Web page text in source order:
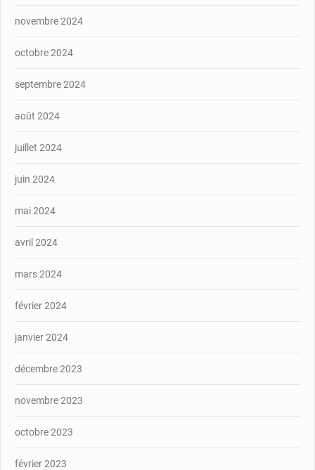
novembre 2024
octobre 2024
septembre 2024
août 2024
juillet 2024
juin 2024
mai 2024
avril 2024
mars 2024
février 2024
janvier 2024
décembre 2023
novembre 2023
octobre 2023
février 2023